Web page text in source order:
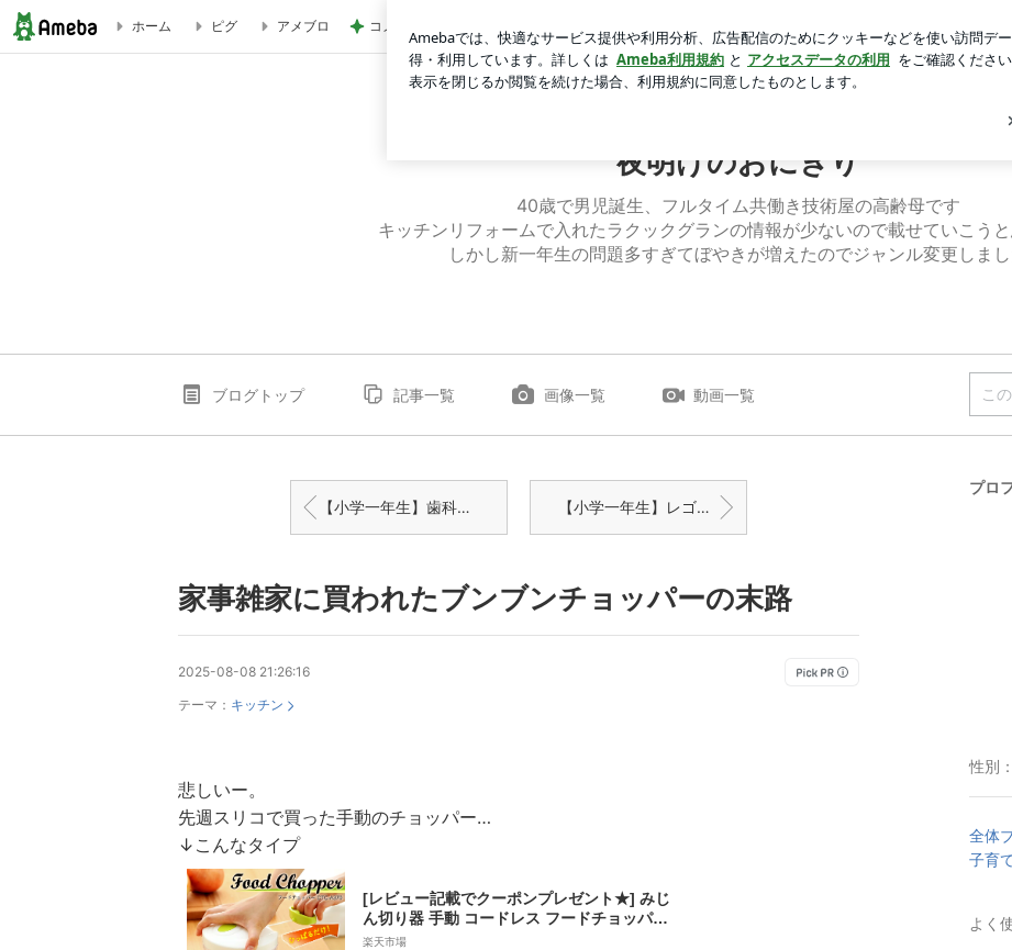
家事雑家に買われたブンブンチョッパーの末路 | 夜明けのおにぎり
ホーム ピグ アメブロ コメダのコンプしたくなる可愛い食玩 新規登録 ロ
夜明けのおにぎり
40歳で男児誕生、フルタイム共働き技術屋の高齢母です
キッチンリフォームで入れたラクックグランの情報が少ないので載せていこうと
しかし新一年生の問題多すぎてぼやきが増えたのでジャンル変更しま
ブログトップ 記事一覧 画像一覧 動画一覧
【小学一年生】歯科矯正① 【小学一年生】レゴ沼始まる気配に怯える
家事雑家に買われたブンブンチョッパーの末路
2025-08-08 21:26:16
テーマ： キッチン
悲しいー。
先週スリコで買った手動のチョッパー…
↓こんなタイプ
[レビュー記載でクーポンプレゼント★] みじ
ん切り器 手動 コードレス フードチョッパー
手動 900ml ホワイト フードプロセッサー CT
楽天市場
プロ
性別：
全体
子育
よく